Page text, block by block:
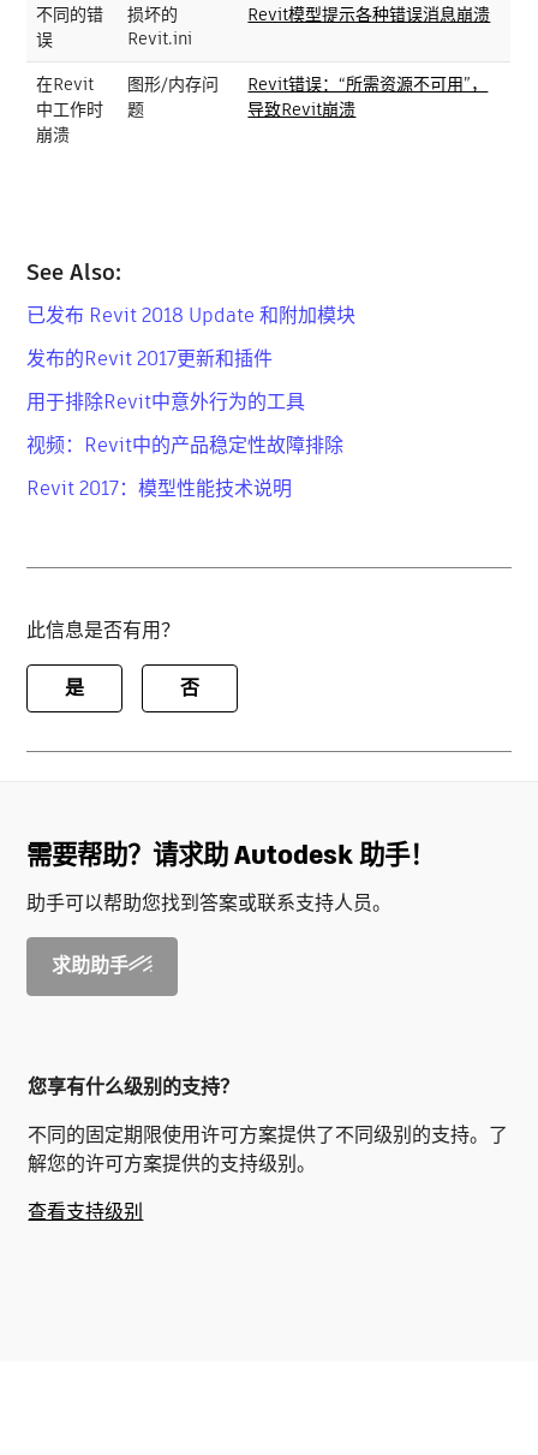
不同的错
误
损坏的
Revit.ini
Revit模型提示各种错误消息崩溃
在Revit
中工作时
崩溃
图形/内存问
题
Revit错误：“所需资源不可用”，
导致Revit崩溃
See Also:
已发布 Revit 2018 Update 和附加模块
发布的Revit 2017更新和插件
用于排除Revit中意外行为的工具
视频：Revit中的产品稳定性故障排除
Revit 2017：模型性能技术说明
此信息是否有用？
是 否
需要帮助？请求助 Autodesk 助手！
助手可以帮助您找到答案或联系支持人员。
求助助手
您享有什么级别的支持？
不同的固定期限使用许可方案提供了不同级别的支持。了
解您的许可方案提供的支持级别。
查看支持级别